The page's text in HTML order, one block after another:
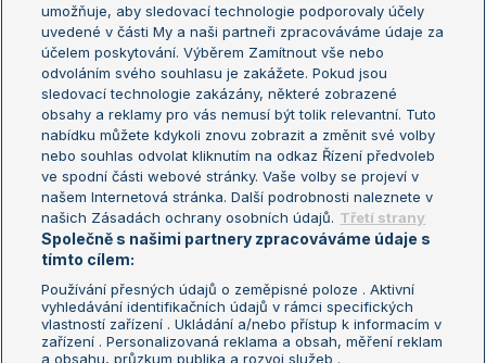
Sázkařský žebříček
Wimbledon
US Open
Turnaj mistrů
Turnaj mistryň
Aktualní trendy
Fotbalové přestupy
Livesport Daily
LS Prague Open
Podmínky užití
Nastavení soukromí
GDPR a žurnalistika
Reklama
umožňuje, aby sledovací technologie podporovaly účely
uvedené v části My a naši partneři zpracováváme údaje za
účelem poskytování. Výběrem Zamítnout vše nebo
odvoláním svého souhlasu je zakážete. Pokud jsou
sledovací technologie zakázány, některé zobrazené
obsahy a reklamy pro vás nemusí být tolik relevantní. Tuto
nabídku můžete kdykoli znovu zobrazit a změnit své volby
nebo souhlas odvolat kliknutím na odkaz Řízení předvoleb
ve spodní části webové stránky. Vaše volby se projeví v
našem Internetová stránka. Další podrobnosti naleznete v
našich Zásadách ochrany osobních údajů. Třetí strany
Společně s našimi partnery zpracováváme údaje s
tímto cílem:
Používání přesných údajů o zeměpisné poloze . Aktivní
vyhledávání identifikačních údajů v rámci specifických
vlastností zařízení . Ukládání a/nebo přístup k informacím v
zařízení . Personalizovaná reklama a obsah, měření reklam
a obsahu, průzkum publika a rozvoj služeb .